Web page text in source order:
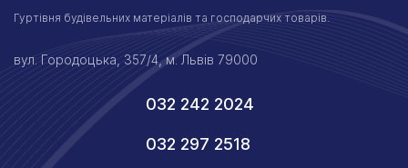
Гуртівня будівельних матеріалів та господарчих товарів.
вул. Городоцька, 357/4, м. Львів 79000
032 242 2024
032 297 2518